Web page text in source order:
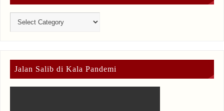
Jalan Salib di Kala Pandemi